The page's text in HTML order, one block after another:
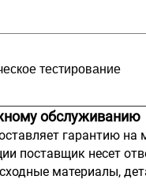
тестирование
обслуживанию
гарантию на
поставщик несет
материалы,